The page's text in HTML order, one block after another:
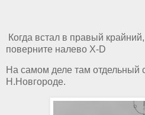
Когда встал в правый
поверните налево X-D
На самом деле там отдельный
Н.Новгороде.